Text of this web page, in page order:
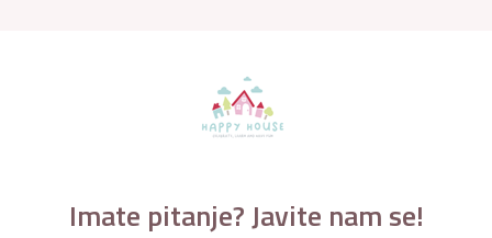
Imate pitanje? Javite nam se!